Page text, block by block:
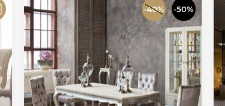
-40% -50%